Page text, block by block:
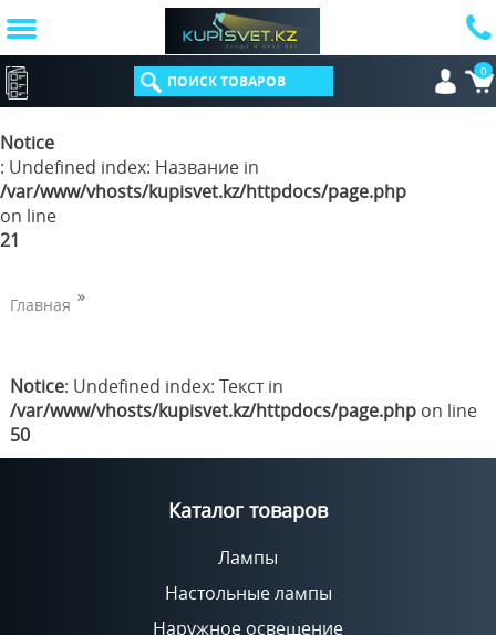
Notice
: Undefined index: Название in
/var/www/vhosts/kupisvet.kz/httpdocs/page.php
on line
21
КАТАЛОГ 0
Главная
Notice: Undefined index: Текст in
/var/www/vhosts/kupisvet.kz/httpdocs/page.phpon line
50
Каталог товаров
Лампы
Настольные лампы
Наружное освещение